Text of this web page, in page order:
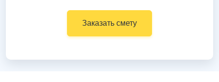
Заказать смету